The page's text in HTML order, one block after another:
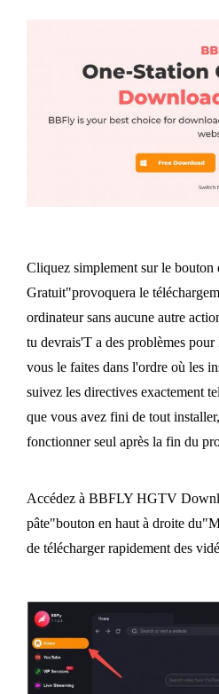
Cliquez simplement sur le
Gratuit"provoquera le
ordinateur sans aucune autre
tu devrais'T a des problèmes
vous le faites dans l'ordre où les
suivez les directives exactement
que vous avez fini de tout
fonctionner seul après la fin du
Accédez à BBFLY HGTV
pâte"bouton en haut à droite
de télécharger rapidement des